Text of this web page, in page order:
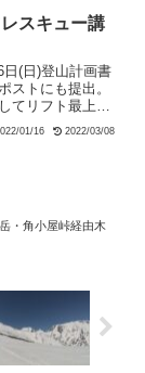
メンバーから無
やら赤男山に向
われ、その時に
が間違っていた
ぐ右にルートを
に戻り、吹上の
スキュー講
日(日)登山計画書
ストにも提出。
てリフト最上部
日の行動予定を
も受信、送信と2
プとなった。微
き出す。
01/16 2022/03/08
・角小屋峠経由木